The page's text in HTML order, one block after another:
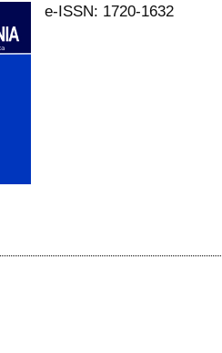
e-ISSN: 1720-1632